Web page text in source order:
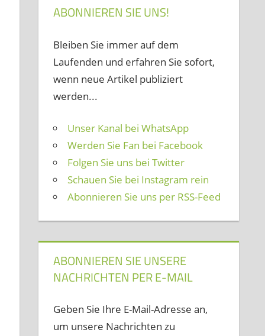
ABONNIEREN SIE UNS!
Bleiben Sie immer auf dem
Laufenden und erfahren Sie sofort,
wenn neue Artikel publiziert
werden...
Unser Kanal bei WhatsApp
Werden Sie Fan bei Facebook
Folgen Sie uns bei Twitter
Schauen Sie bei Instagram rein
Abonnieren Sie uns per RSS-Feed
ABONNIEREN SIE UNSERE
NACHRICHTEN PER E-MAIL
Geben Sie Ihre E-Mail-Adresse an,
um unsere Nachrichten zu